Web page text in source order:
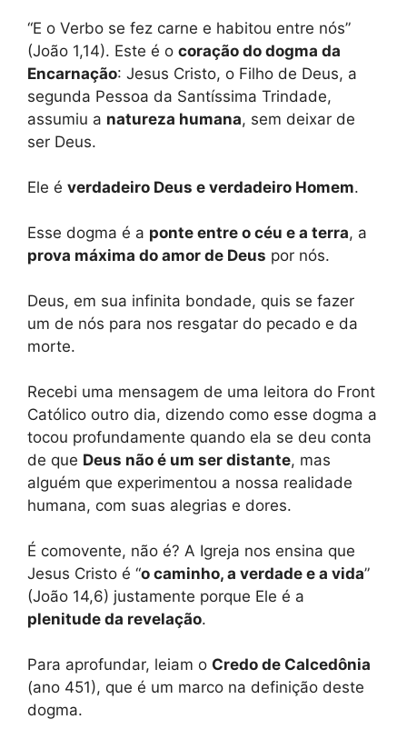
“E o Verbo se fez carne e habitou entre nós”
(João 1,14). Este é o coração do dogma da
Encarnação: Jesus Cristo, o Filho de Deus, a
segunda Pessoa da Santíssima Trindade,
assumiu a natureza humana, sem deixar de
ser Deus.
Ele é verdadeiro Deus e verdadeiro Homem.
Esse dogma é a ponte entre o céu e a terra, a
prova máxima do amor de Deus por nós.
Deus, em sua infinita bondade, quis se fazer
um de nós para nos resgatar do pecado e da
morte.
Recebi uma mensagem de uma leitora do Front
Católico outro dia, dizendo como esse dogma a
tocou profundamente quando ela se deu conta
de que Deus não é um ser distante, mas
alguém que experimentou a nossa realidade
humana, com suas alegrias e dores.
É comovente, não é? A Igreja nos ensina que
Jesus Cristo é “o caminho, a verdade e a vida”
(João 14,6) justamente porque Ele é a
plenitude da revelação.
Para aprofundar, leiam o Credo de Calcedônia
(ano 451), que é um marco na definição deste
dogma.